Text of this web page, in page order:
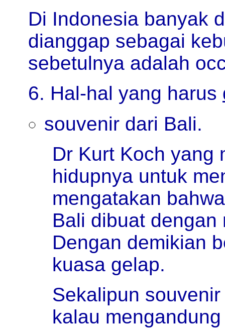
Di Indonesia banyak
dianggap sebagai
sebetulnya adalah
6. Hal-hal yang harus
souvenir dari Bali.
Dr Kurt Koch yang
hidupnya untuk
mengatakan
Bali dibuat
Dengan demikian
kuasa gelap.
Sekalipun
kalau